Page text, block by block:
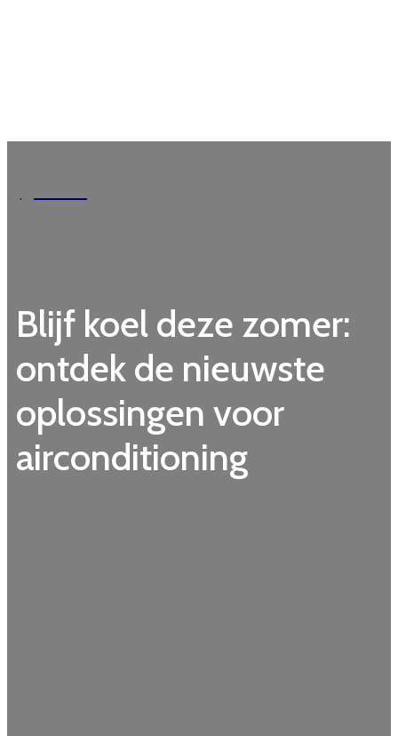
Blijf koel deze zomer:
ontdek de nieuwste
oplossingen voor
airconditioning